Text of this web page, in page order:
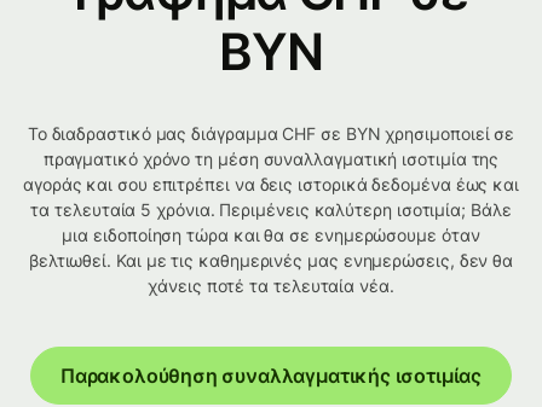
BYN
Το διαδραστικό μας διάγραμμα CHF σε BYN χρησιμοποιεί σε
πραγματικό χρόνο τη μέση συναλλαγματική ισοτιμία της
αγοράς και σου επιτρέπει να δεις ιστορικά δεδομένα έως και
τα τελευταία 5 χρόνια. Περιμένεις καλύτερη ισοτιμία; Βάλε
μια ειδοποίηση τώρα και θα σε ενημερώσουμε όταν
βελτιωθεί. Και με τις καθημερινές μας ενημερώσεις, δεν θα
χάνεις ποτέ τα τελευταία νέα.
Παρακολούθηση συναλλαγματικής ισοτιμίας